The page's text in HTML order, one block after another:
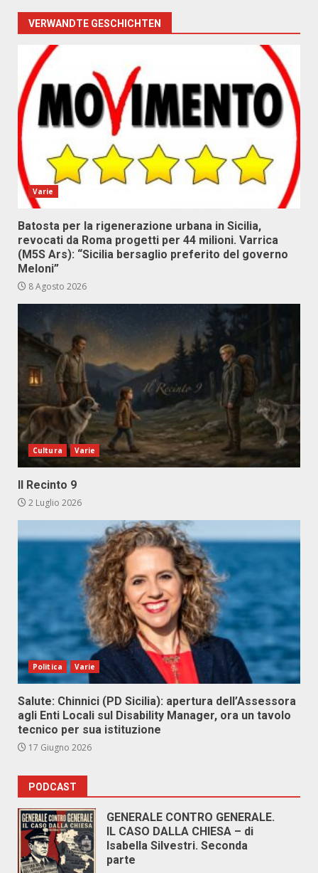
VERWANDTE GESCHICHTEN
Varie
Batosta per la rigenerazione urbana in Sicilia,
revocati da Roma progetti per 44 milioni. Varrica
(M5S Ars): “Sicilia bersaglio preferito del governo
Meloni”
8 Agosto 2026
Cultura Varie
Il Recinto 9
2 Luglio 2026
Politica Varie
Salute: Chinnici (PD Sicilia): apertura dell’Assessora
agli Enti Locali sul Disability Manager, ora un tavolo
tecnico per sua istituzione
17 Giugno 2026
PODCAST
GENERALE CONTRO GENERALE.
IL CASO DALLA CHIESA – di
Isabella Silvestri. Seconda
parte